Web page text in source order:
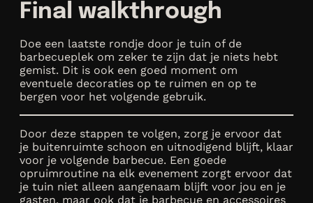
Final walkthrough
Doe een laatste rondje door je tuin of de
barbecueplek om zeker te zijn dat je niets hebt
gemist. Dit is ook een goed moment om
eventuele decoraties op te ruimen en op te
bergen voor het volgende gebruik.
Door deze stappen te volgen, zorg je ervoor dat
je buitenruimte schoon en uitnodigend blijft, klaar
voor je volgende barbecue. Een goede
opruimroutine na elk evenement zorgt ervoor dat
je tuin niet alleen aangenaam blijft voor jou en je
gasten, maar ook dat je barbecue en accessoires